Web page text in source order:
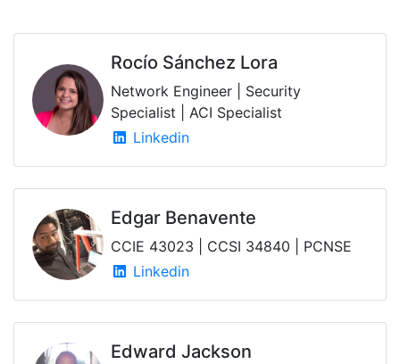
Rocío Sánchez Lora
Network Engineer | Security
Specialist | ACI Specialist
Linkedin
Edgar Benavente
CCIE 43023 | CCSI 34840 | PCNSE
Linkedin
Edward Jackson